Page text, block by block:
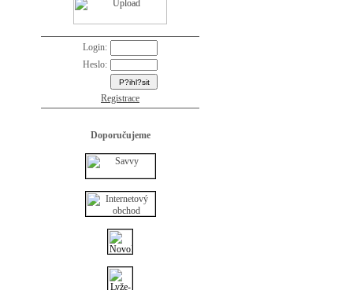
Login:
Heslo:
Registrace
Doporučujeme